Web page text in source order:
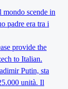
mondo scende in
padre era tra i
provide the
to Italian.
Putin, sta
unità. Il